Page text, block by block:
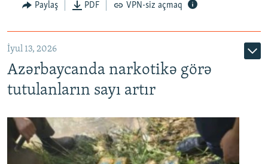
Paylaş PDF VPN-siz açmaq
İyul 13, 2026
Azərbaycanda narkotikə görə
tutulanların sayı artır